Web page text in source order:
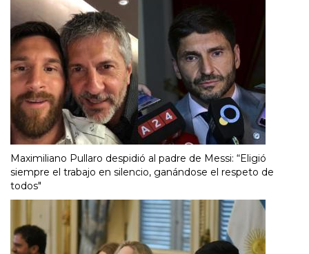
Maximiliano Pullaro despidió al padre de Messi: “Eligió
siempre el trabajo en silencio, ganándose el respeto de
todos"